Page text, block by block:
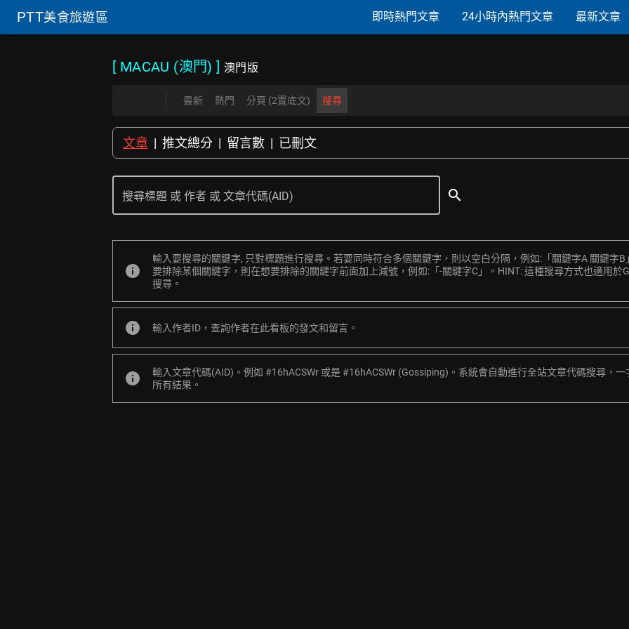
PTT美食旅遊區 即時熱門文章 24小時內熱門文章 最新文章
[ MACAU (澳門) ] 澳門版
最新 熱門 分頁 (2置底文) 搜尋
文章 | 推文總分 | 留言數 | 已刪文
搜尋標題 或 作者 或 文章代碼(AID) search
info
輸入要搜尋的關鍵字, 只對標題進行搜尋。若要同時符合多個關鍵字，則以空白分隔，例如:「關鍵字A 關鍵字B
要排除某個關鍵字，則在想要排除的關鍵字前面加上減號，例如:「-關鍵字C」。HINT: 這種搜尋方式也適用於
搜尋。
info 輸入作者ID，查詢作者在此看板的發文和留言。
info
輸入文章代碼(AID)。例如 #16hACSWr 或是 #16hACSWr (Gossiping)。系統會自動進行全站文章代碼搜尋，一
所有結果。